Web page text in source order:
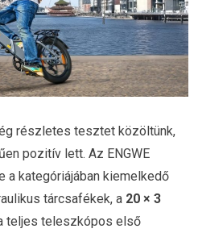
részletes tesztet közöltünk,
pozitív lett. Az ENGWE
a kategóriájában kiemelkedő
tárcsafékek, a 20 × 3
teljes teleszkópos első